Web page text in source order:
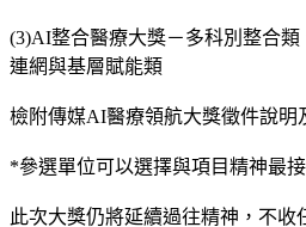
(3)AI整合醫療大獎－多科別整合
連網與基層賦能類
檢附傳媒AI醫療領航大獎徵件說明
*參選單位可以選擇與項目精神最
此次大獎仍將延續過往精神，不收